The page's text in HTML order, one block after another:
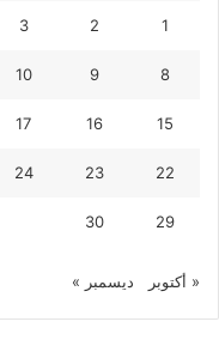
1
2
3
8
9
10
15
16
17
22
23
24
29
30
« أكتوبر ديسمبر »